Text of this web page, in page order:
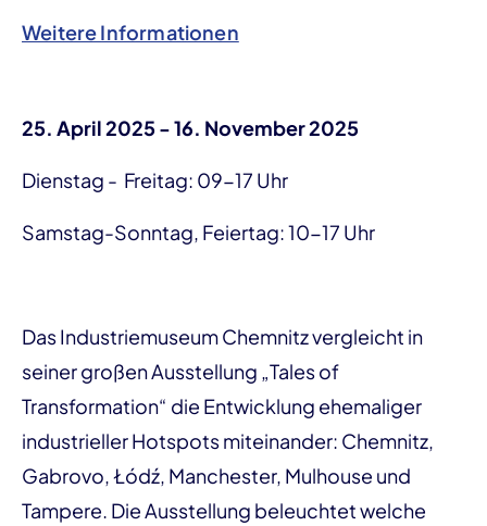
Weitere Informationen
25. April 2025 - 16. November 2025
Dienstag - Freitag: 09-17 Uhr
Samstag-Sonntag, Feiertag: 10-17 Uhr
Das Industriemuseum Chemnitz vergleicht in
seiner großen Ausstellung „Tales of
Transformation“ die Entwicklung ehemaliger
industrieller Hotspots miteinander: Chemnitz,
Gabrovo, Łódź, Manchester, Mulhouse und
Tampere. Die Ausstellung beleuchtet welche